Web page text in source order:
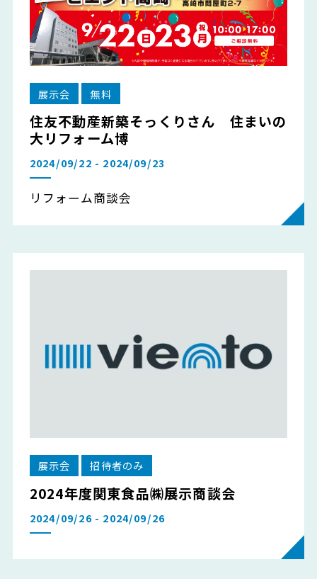
展示会 無料
住友不動産新築そっくりさん 住まいの
大リフォーム博
2024/09/22 - 2024/09/23
リフォーム商談会
展示会 招待者のみ
2024年度関東食品㈱展示商談会
2024/09/26 - 2024/09/26